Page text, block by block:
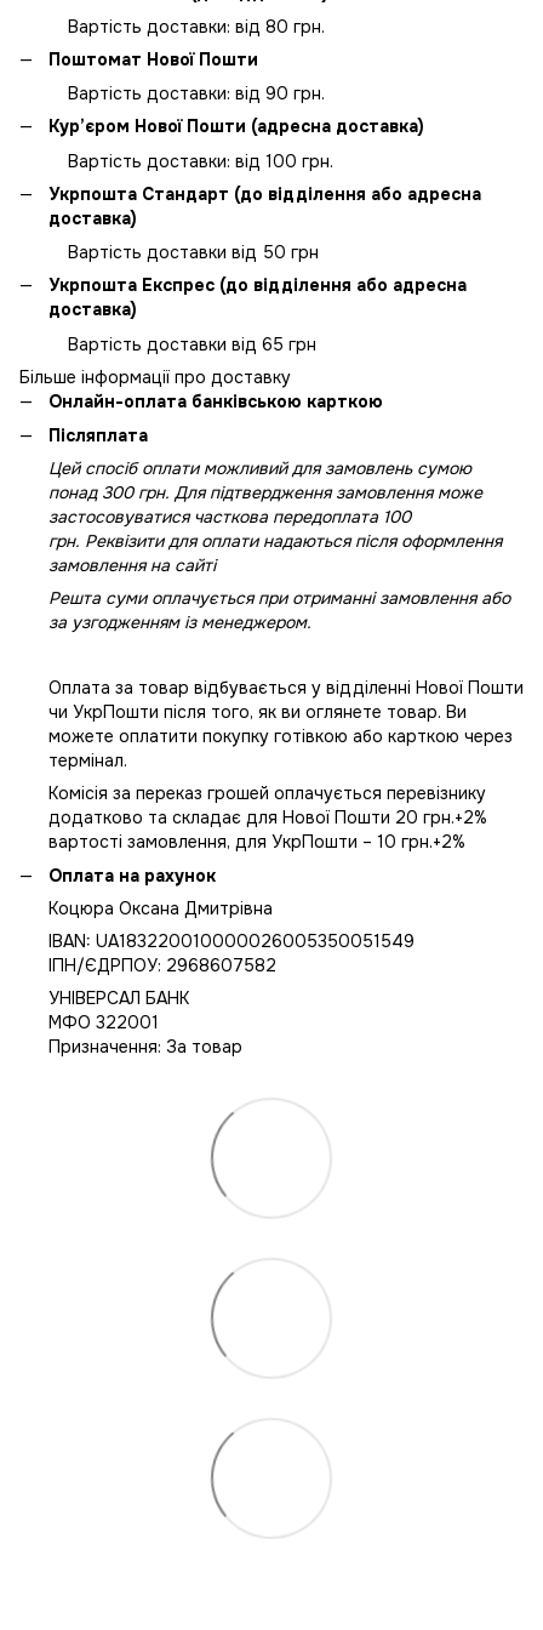
Вартість доставки: від 80 грн.
Поштомат Нової Пошти
Вартість доставки: від 90 грн.
Кур’єром Нової Пошти (адресна доставка)
Вартість доставки: від 100 грн.
Укрпошта Стандарт (до відділення або адресна
доставка)
Вартість доставки від 50 грн
Укрпошта Експрес (до відділення або адресна
доставка)
Вартість доставки від 65 грн
Більше інформації про доставку
Онлайн-оплата банківською карткою
Післяплата
Цей спосіб оплати можливий для замовлень сумою
понад 300 грн. Для підтвердження замовлення може
застосовуватися часткова передоплата 100
грн. Реквізити для оплати надаються після оформлення
замовлення на сайті
Решта суми оплачується при отриманні замовлення або
за узгодженням із менеджером.
Оплата за товар відбувається у відділенні Нової Пошти
чи УкрПошти після того, як ви оглянете товар. Ви
можете оплатити покупку готівкою або карткою через
термінал.
Комісія за переказ грошей оплачується перевізнику
додатково та складає для Нової Пошти 20 грн.+2%
вартості замовлення, для УкрПошти – 10 грн.+2%
Оплата на рахунок
Коцюра Оксана Дмитрівна
IBAN: UA183220010000026005350051549
IПН/ЄДРПОУ: 2968607582
УНІВЕРСАЛ БАНК
МФО 322001
Призначення: За товар